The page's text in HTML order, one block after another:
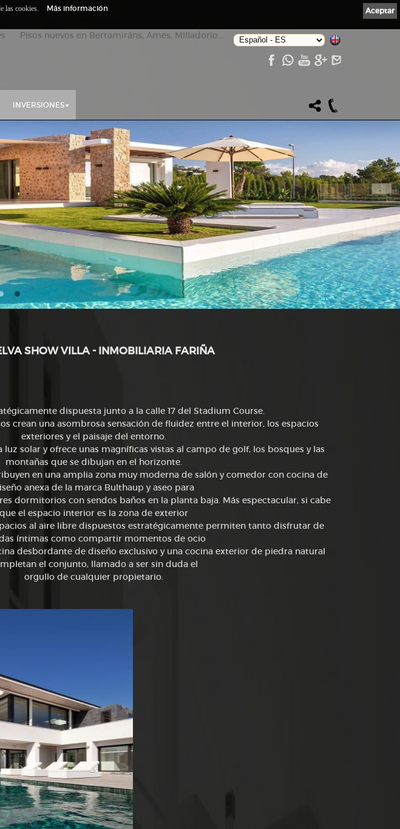
Pisos nuevos en Bertamiráns, Ames, Milladorio...
INVERSIONES
SHOW VILLA - INMOBILIARIA FARIÑA
dispuesta junto a la calle 17 del Stadium Course.
crean una asombrosa sensación de fluidez entre el interior, los espacios
exteriores y el paisaje del entorno.
solar y ofrece unas magníficas vistas al campo de golf, los bosques y las
montañas que se dibujan en el horizonte.
en una amplia zona muy moderna de salón y comedor con cocina de
anexa de la marca Bulthaup y aseo para
dormitorios con sendos baños en la planta baja. Más espectacular, si cabe
que el espacio interior es la zona de exterior
al aire libre dispuestos estratégicamente permiten tanto disfrutar de
íntimas como compartir momentos de ocio
desbordante de diseño exclusivo y una cocina exterior de piedra natural
el conjunto, llamado a ser sin duda el
orgullo de cualquier propietario.
Aceptar
las cookies. Más información